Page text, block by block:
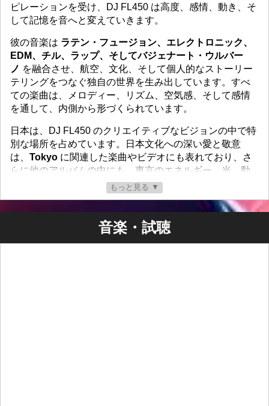
ピレーションを受け、DJ FL450 は高度、感情、動き、そ
して記憶を音へと変えていきます。
彼の音楽は ラテン・フュージョン、エレクトロニック、
EDM、チル、ラップ、そしてバジェナート・ウルバー
ノ を融合させ、航空、文化、そして個人的なストーリー
テリングをつなぐ独自の世界を生み出しています。すべ
ての楽曲は、メロディー、リズム、空気感、そして感情
を通して、内側から形づくられています。
日本は、DJ FL450 のクリエイティブなビジョンの中で特
別な場所を占めています。日本文化への深い愛と敬意
は、 Tokyo に関連した楽曲やビデオにも表れており、さ
らに他のアルバムの中にも、東京のエネルギー、光、動
き、そして未来的な空気感にインスパイアされた楽曲が
DJ FL450 はアルバムを通して、飛行、愛、アイデンティ
ティ、距離、そして変化というテーマを探求していま
す。彼の夢は、いつの日か日本で音楽ツアーを行うこ
もっと見る ▼
音楽・試聴